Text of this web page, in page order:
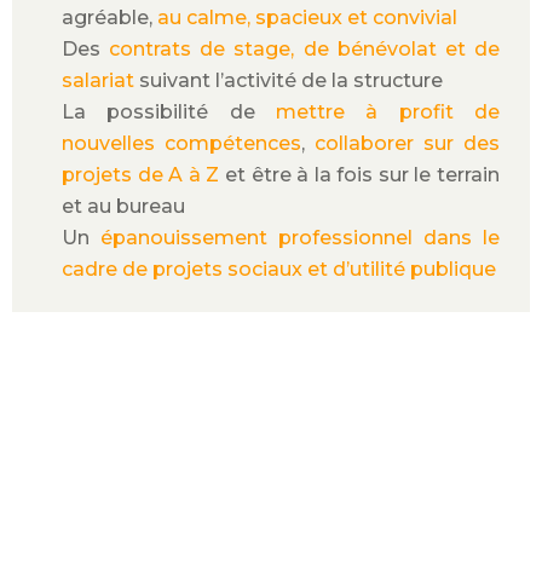
agréable, au calme, spacieux et convivial
Des contrats de stage, de bénévolat et de
salariat suivant l’activité de la structure
La possibilité de mettre à profit de
nouvelles compétences, collaborer sur des
projets de A à Z et être à la fois sur le terrain
et au bureau
Un épanouissement professionnel dans le
cadre de projets sociaux et d’utilité publique